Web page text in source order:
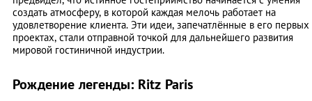
создать атмосферу, в которой каждая мелочь работает на
удовлетворение клиента. Эти идеи, запечатлённые в его первых
проектах, стали отправной точкой для дальнейшего развития
мировой гостиничной индустрии.
Рождение легенды: Ritz Paris